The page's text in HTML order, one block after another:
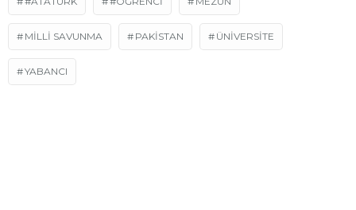
MILLI SAVUNMA PAKISTAN ÜNIVERSITE
YABANCI